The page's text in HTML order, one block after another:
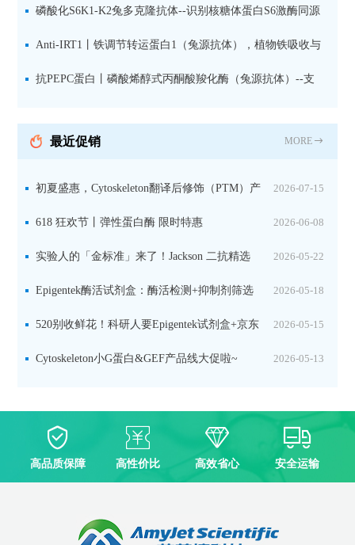
果胶多糖精细结构解析
磷酸化S6K1-K2兔多克隆抗体--识别核糖体蛋白S6激酶同源
蛋白1-2的激活状态
Anti-IRT1丨铁调节转运蛋白1（兔源抗体），植物铁吸收与
微量元素代谢研究的关键工具
抗PEPC蛋白丨磷酸烯醇式丙酮酸羧化酶（兔源抗体）--支
最近促销 MORE
2026-07-15
初夏盛惠，Cytoskeleton翻译后修饰（PTM）产
品线放价啦！ 2026-06-08
618 狂欢节丨弹性蛋白酶 限时特惠
2026-05-22
实验人的「金标准」来了！Jackson 二抗精选
限时一口价，手慢无！ 2026-05-18
Epigentek酶活试剂盒：酶活检测+抑制剂筛选
双赋能，下单即赠京东卡 2026-05-15
520别收鲜花！科研人要Epigentek试剂盒+京东
卡！ 2026-05-13
Cytoskeleton小G蛋白&GEF产品线大促啦~
高品质保障 高性价比 高效省心 安全运输